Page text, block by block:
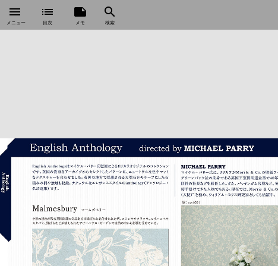
menu
メニュー
list
目次
note
メモ
search
検索